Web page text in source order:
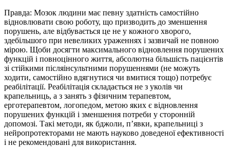
Правда: Мозок людини має певну здатність самостійно
відновлювати свою роботу, що призводить до зменшення
порушень, але відбувається це не у кожного хворого,
здебільшого при невеликих ураженнях і зазвичай не повною
мірою. Щоби досягти максимального відновлення порушених
функцій і повноцінного життя, абсолютна більшість пацієнтів
зі стійкими післяінсультними порушеннями (не можуть
ходити, самостійно вдягнутися чи вмитися тощо) потребує
реабілітації. Реабілітація складається не з уколів чи
крапельниць, а з занять з фізичним терапевтом,
ерготерапевтом, логопедом, метою яких є відновлення
порушених функцій і зменшення потреби у сторонній
допомозі. Такі методи, як бджоли, п’явки, крапельниці з
нейропротекторами не мають науково доведеної ефективності
і не рекомендовані для використання.